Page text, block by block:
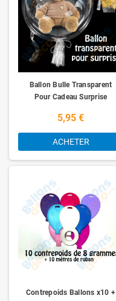
Ballon Bulle Transparent
Pour Cadeau Surprise
5,95 €
ACHETER
Contrepoids Ballons x10 +